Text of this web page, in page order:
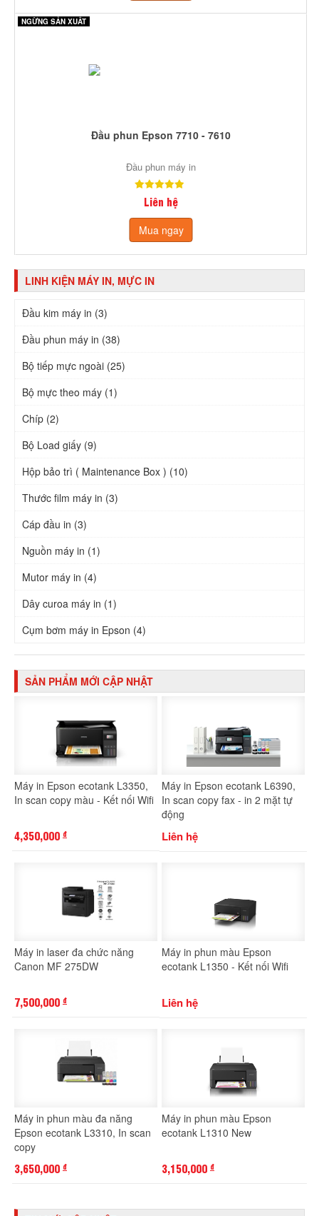
NGỪNG SẢN XUẤT
Đầu phun Epson 7710 - 7610
Đầu phun máy in
Liên hệ
Mua ngay
LINH KIỆN MÁY IN, MỰC IN
Đầu kim máy in (3)
Đầu phun máy in (38)
Bộ tiếp mực ngoài (25)
Bộ mực theo máy (1)
Chíp (2)
Bộ Load giấy (9)
Hộp bảo trì ( Maintenance Box ) (10)
Thước film máy in (3)
Cáp đầu in (3)
Nguồn máy in (1)
Mutor máy in (4)
Dây curoa máy in (1)
Cụm bơm máy in Epson (4)
SẢN PHẨM MỚI CẬP NHẬT
Máy in Epson ecotank L3350,
In scan copy màu - Kết nối Wifi
4,350,000 đ
Máy in Epson ecotank L6390,
In scan copy fax - in 2 mặt tự
động
Liên hệ
Máy in laser đa chức năng
Canon MF 275DW
7,500,000 đ
Máy in phun màu Epson
ecotank L1350 - Kết nối Wifi
Liên hệ
Máy in phun màu đa năng
Epson ecotank L3310, In scan
copy
3,650,000 đ
Máy in phun màu Epson
ecotank L1310 New
3,150,000 đ